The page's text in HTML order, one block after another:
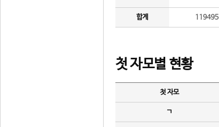
합계
첫 자모별 현황
첫 자모
ㄱ